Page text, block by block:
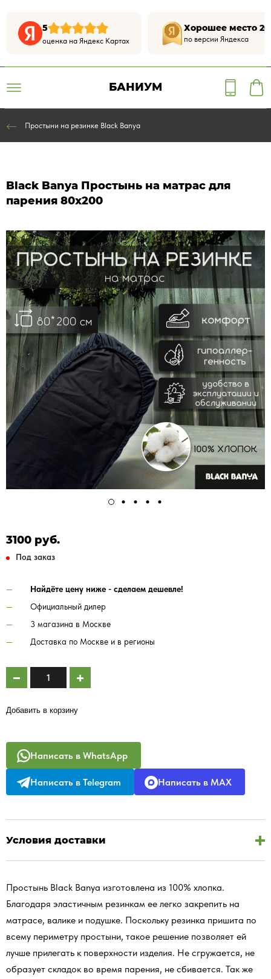
5
оценка на Яндекс Картах
Хорошее место
по версии Яндекса
БАНИУМ
Простыни на резинке Black Banya
Black Banya Простынь на матрас для
парения 80х200
3100 руб.
Под заказ
Найдёте цену ниже - сделаем дешевле!
Официальный дилер
3 магазина в Москве
Доставка по Москве и в регионы
Добавить в корзину
Написать в WhatsApp
Написать в Telegram Написать в MAX
Условия доставки
Простынь Black Banya изготовлена из 100% хлопка.
Благодаря эластичным резинкам ее легко закрепить на
матрасе, валике и подушке. Поскольку резинка пришита по
всему периметру простыни, такое решение позволяет ей
лучше прилегать к поверхности изделия. Не сгружается, не
образует складок во время парения, не сбивается. Так же